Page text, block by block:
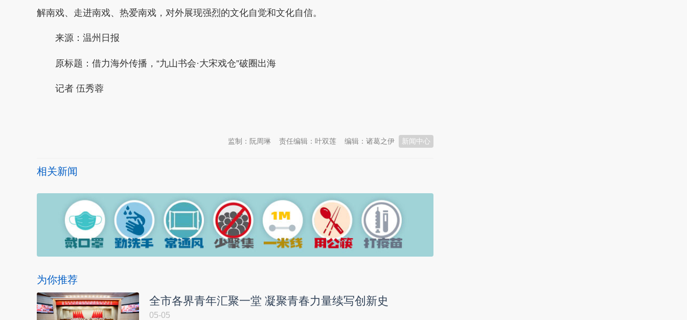
解南戏、走进南戏、热爱南戏，对外展现强烈的文化自觉和文化自信。
来源：温州日报
原标题：借力海外传播，“九山书会·大宋戏仓”破圈出海
记者 伍秀蓉
新闻中心
编辑：诸葛之伊
责任编辑：叶双莲
监制：阮周琳
相关新闻
为你推荐
全市各界青年汇聚一堂 凝聚青春力量续写创新史
05-05